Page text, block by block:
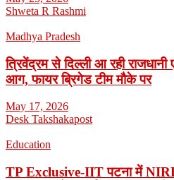
Shweta R Rashmi
Madhya Pradesh
त्रिवेंद्रम से दिल्ली आ रही
आग, फायर ब्रिगेड टीम मौके पर
May 17, 2026
Desk Takshakapost
Education
TP Exclusive-IIT पटना में